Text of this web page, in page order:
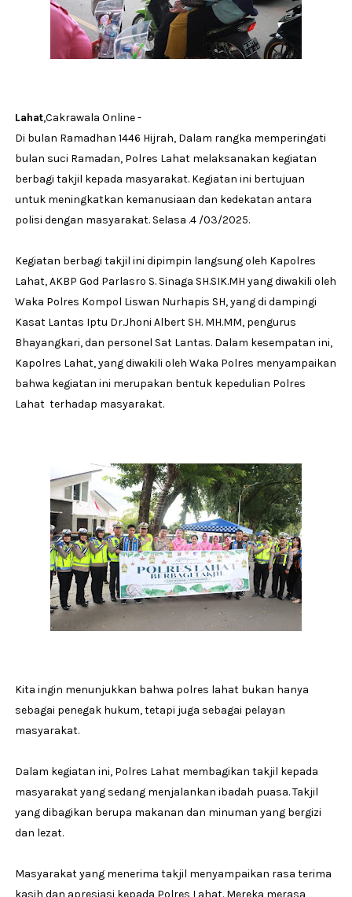
Lahat,Cakrawala Online -
Di bulan Ramadhan 1446 Hijrah, Dalam rangka memperingati
bulan suci Ramadan, Polres Lahat melaksanakan kegiatan
berbagi takjil kepada masyarakat. Kegiatan ini bertujuan
untuk meningkatkan kemanusiaan dan kedekatan antara
polisi dengan masyarakat. Selasa .4 /03/2025.
Kegiatan berbagi takjil ini dipimpin langsung oleh Kapolres
Lahat, AKBP God Parlasro S. Sinaga SH.SIK.MH yang diwakili oleh
Waka Polres Kompol Liswan Nurhapis SH, yang di dampingi
Kasat Lantas Iptu Dr.Jhoni Albert SH. MH.MM, pengurus
Bhayangkari, dan personel Sat Lantas. Dalam kesempatan ini,
Kapolres Lahat, yang diwakili oleh Waka Polres menyampaikan
bahwa kegiatan ini merupakan bentuk kepedulian Polres
Lahat terhadap masyarakat.
Kita ingin menunjukkan bahwa polres lahat bukan hanya
sebagai penegak hukum, tetapi juga sebagai pelayan
masyarakat.
Dalam kegiatan ini, Polres Lahat membagikan takjil kepada
masyarakat yang sedang menjalankan ibadah puasa. Takjil
yang dibagikan berupa makanan dan minuman yang bergizi
dan lezat.
Masyarakat yang menerima takjil menyampaikan rasa terima
kasih dan apresiasi kepada Polres Lahat. Mereka merasa